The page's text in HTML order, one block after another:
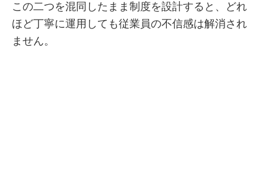
この二つを混同したまま制度を設計すると、どれ
ほど丁寧に運用しても従業員の不信感は解消され
ません。